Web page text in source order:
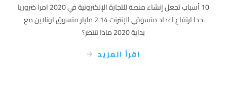
10 أسباب تجعل إنشاء منصة للتجارة الإلكترونية في 2020 امرا ضروريا
جدا ارتفاع اعداد متسوقي الإنترنت 2.14 مليار متسوق اونلاين مع
بداية 2020 ماذا تنتظر؟
اقرأ المزيد